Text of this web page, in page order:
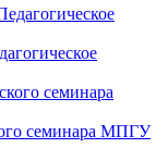
семинара МПГУ